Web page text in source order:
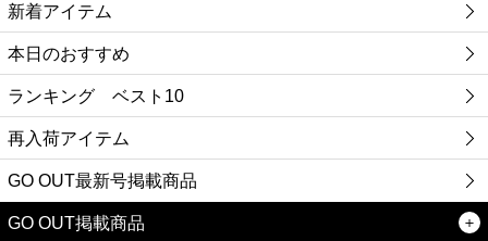
新着アイテム
本日のおすすめ
ランキング ベスト10
再入荷アイテム
GO OUT最新号掲載商品
GO OUT掲載商品